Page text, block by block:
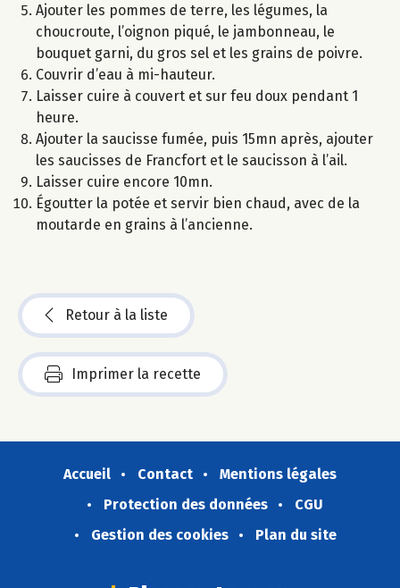
Ajouter les pommes de terre, les légumes, la
choucroute, l’oignon piqué, le jambonneau, le
bouquet garni, du gros sel et les grains de poivre.
Couvrir d’eau à mi-hauteur.
Laisser cuire à couvert et sur feu doux pendant 1
heure.
Ajouter la saucisse fumée, puis 15mn après, ajouter
les saucisses de Francfort et le saucisson à l’ail.
Laisser cuire encore 10mn.
Égoutter la potée et servir bien chaud, avec de la
moutarde en grains à l’ancienne.
Retour à la liste
Imprimer la recette
Accueil Contact
Mentions légales
Protection des données
CGU
Gestion des cookies
Plan du site